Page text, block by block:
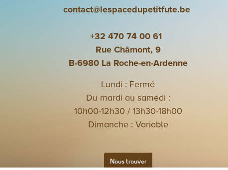
contact@lespacedupetitfute.be
+32 470 74 00 61
Rue Châmont, 9
B-6980 La Roche-en-Ardenne
Lundi : Fermé
Du mardi au samedi :
10h00-12h30 / 13h30-18h00
Dimanche : Variable
Nous trouver